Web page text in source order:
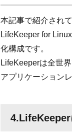
本記事で紹介され
LifeKeeper for
化構成です。
LifeKeeperは全世
アプリケーション
4.LifeKeeper